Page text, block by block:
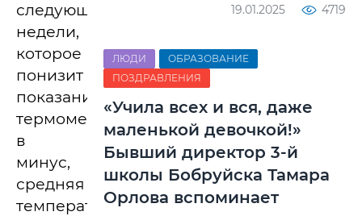
следующей
недели,
которое
понизит
показания
термометров
в
минус,
средняя
температура
19.01.2025 4719
ЛЮДИ
ОБРАЗОВАНИЕ
ПОЗДРАВЛЕНИЯ
«Учила всех и вся, даже
маленькой девочкой!»
Бывший директор 3-й
школы Бобруйска Тамара
Орлова вспоминает